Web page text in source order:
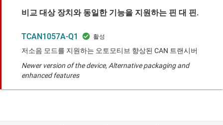
비교 대상 장치와 동일한 기능을 지원하는 핀 대 핀.
TCAN1057A-Q1
저소음 모드를 지원하는 오토모티브 향상된 CAN 트랜시버
Newer version of the device, Alternative packaging and
enhanced features